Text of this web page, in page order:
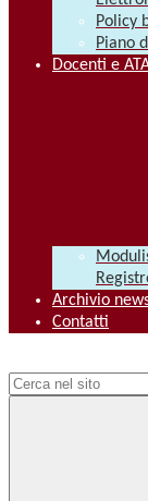
Policy
Piano
Docenti e
Archivio
Contatti